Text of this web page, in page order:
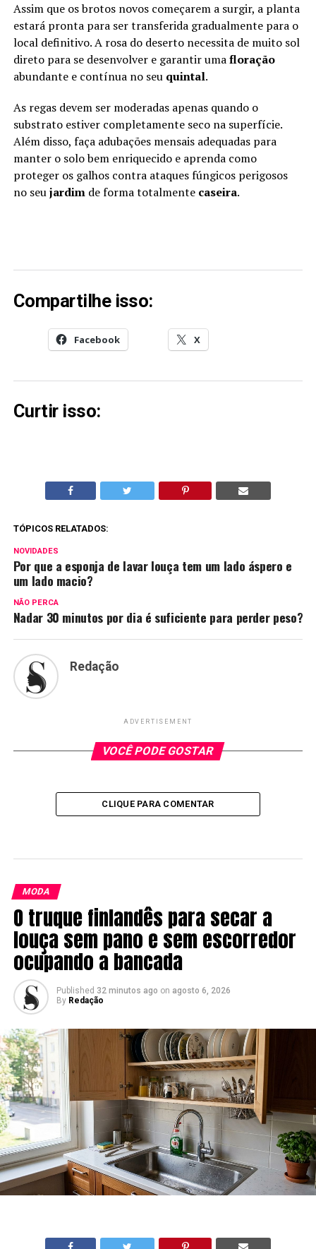
Assim que os brotos novos começarem a surgir, a planta
estará pronta para ser transferida gradualmente para o
local definitivo. A rosa do deserto necessita de muito sol
direto para se desenvolver e garantir umafloração
abundante e contínua no seu quintal.
As regas devem ser moderadas apenas quando o
substrato estiver completamente seco na superfície.
Além disso, faça adubações mensais adequadas para
manter o solo bem enriquecido e aprenda como
proteger os galhos contra ataques fúngicos perigosos
no seujardimde forma totalmente caseira.
Compartilhe isso:
Facebook X
Curtir isso:
TÓPICOS RELATADOS:
NOVIDADES
Por que a esponja de lavar louça tem um lado áspero e
um lado macio?
NÃO PERCA
Nadar 30 minutos por dia é suficiente para perder peso?
Redação
ADVERTISEMENT
VOCÊ PODE GOSTAR
CLIQUE PARA COMENTAR
MODA
O truque finlandês para secar a
louça sem pano e sem escorredor
ocupando a bancada
Published 32 minutos ago on agosto 6, 2026
By Redação